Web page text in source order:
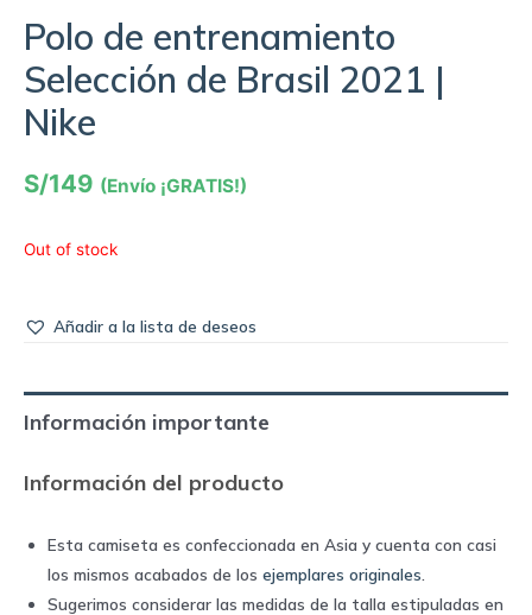
Polo de entrenamiento
Selección de Brasil 2021 |
Nike
S/149 (Envío ¡GRATIS!)
Out of stock
Añadir a la lista de deseos
Información importante
Información del producto
Esta camiseta es confeccionada en Asia y cuenta con casi
los mismos acabados de los ejemplares originales
Sugerimos considerar las medidas de la talla estipuladas en